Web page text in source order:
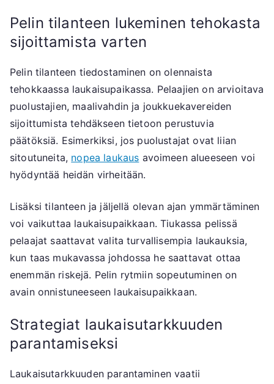
Pelin tilanteen lukeminen tehokasta
sijoittamista varten
Pelin tilanteen tiedostaminen on olennaista
tehokkaassa laukaisupaikassa. Pelaajien on arvioitava
puolustajien, maalivahdin ja joukkuekavereiden
sijoittumista tehdäkseen tietoon perustuvia
päätöksiä. Esimerkiksi, jos puolustajat ovat liian
sitoutuneita, nopea laukaus avoimeen alueeseen voi
hyödyntää heidän virheitään.
Lisäksi tilanteen ja jäljellä olevan ajan ymmärtäminen
voi vaikuttaa laukaisupaikkaan. Tiukassa pelissä
pelaajat saattavat valita turvallisempia laukauksia,
kun taas mukavassa johdossa he saattavat ottaa
enemmän riskejä. Pelin rytmiin sopeutuminen on
avain onnistuneeseen laukaisupaikkaan.
Strategiat laukaisutarkkuuden
parantamiseksi
Laukaisutarkkuuden parantaminen vaatii